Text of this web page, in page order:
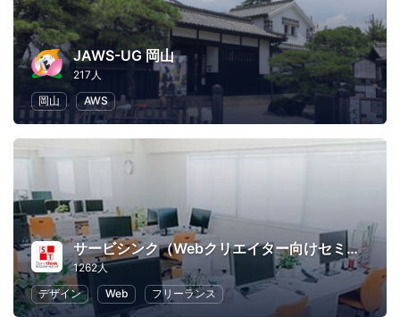
JAWS-UG 岡山
217人
岡山
AWS
サービシンク（Webクリエイター向けセミナー）
1262人
デザイン
Web フリーランス